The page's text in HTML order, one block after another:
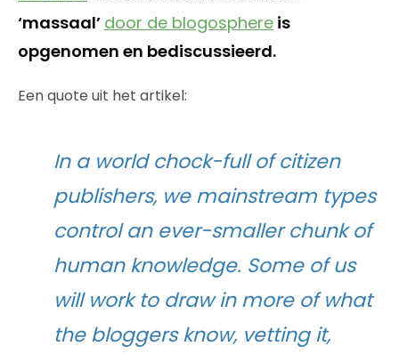
‘massaal’ door de blogosphere is
opgenomen en bediscussieerd.
Een quote uit het artikel:
In a world chock-full of citizen
publishers, we mainstream types
control an ever-smaller chunk of
human knowledge. Some of us
will work to draw in more of what
the bloggers know, vetting it,